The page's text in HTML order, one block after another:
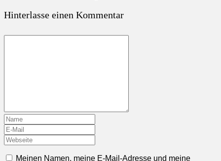
Hinterlasse einen Kommentar
Meinen Namen, meine E-Mail-Adresse und meine